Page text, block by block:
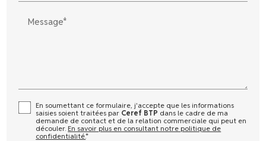
Message*
En soumettant ce formulaire, j'accepte que les informations
saisies soient traitées par Ceref BTP dans le cadre de ma
demande de contact et de la relation commerciale qui peut en
découler. En savoir plus en consultant notre politique de
confidentialité.*